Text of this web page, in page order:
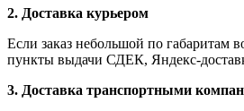
2. Доставка курьером
Если заказ небольшой по габаритам
пункты выдачи СДЕК, Яндекс-
3. Доставка транспортными